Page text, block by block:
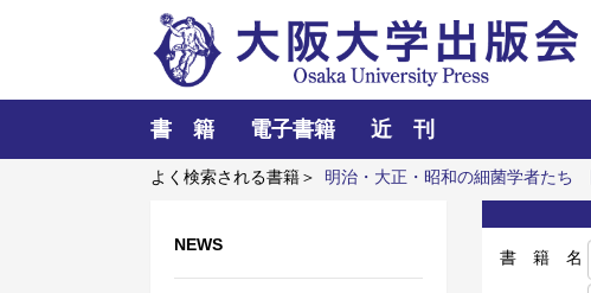
書 籍 電子書籍 近 刊
よく検索される書籍＞ 明治・大正・昭和の細菌学者たち
市民のための世界史 改訂版
NEWS
書 籍 名